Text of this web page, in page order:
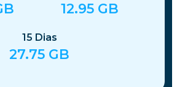
12.95 GB
15 Dias
27.75 GB